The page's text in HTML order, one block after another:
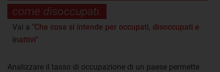
come disoccupati.
Vai a "Che cosa si intende per occupati, disoccupati e
inattivi"
Analizzare il tasso di occupazione di un paese permette